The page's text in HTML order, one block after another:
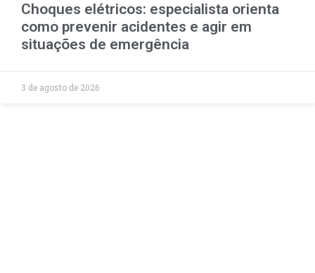
Choques elétricos: especialista orienta
como prevenir acidentes e agir em
situações de emergência
3 de agosto de 2026